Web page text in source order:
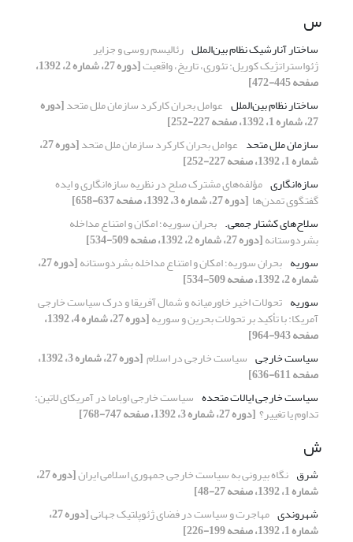
س
ساختار آنارشیک نظام بین‌الملل رئالیسم روسی و جزایر
ژئواستراتژیک کوریل: ‏تئوری، تاریخ، واقعیت [دوره 27، شماره 2، 1392،
صفحه 445-472]
ساختار نظام بین‌الملل عوامل بحران کارکرد سازمان ملل متحد[دوره
27، شماره 1، 1392، صفحه 227-252]
سازمان ملل متحد عوامل بحران کارکرد سازمان ملل متحد [دوره 27،
شماره 1، 1392، صفحه 227-252]
سازه‌انگاری مؤلفه‌های مشترک صلح در نظریه سازه‌انگاری و ‏ایده
گفتگوی تمدن‌ها ‏ [دوره 27، شماره 3، 1392، صفحه 637-658]
سلاح‌های کشتار جمعی.‏ بحران سوریه؛ امکان و امتناع مداخله
بشردوستانه[دوره 27، شماره 2، 1392، صفحه 509-534]
سوریه بحران سوریه؛ امکان و امتناع مداخله بشردوستانه [دوره 27،
شماره 2، 1392، صفحه 509-534]
سوریه تحولات اخیر خاورمیانه و شمال آفریقا و درک سیاست خارجی
آمریکا: با تأکید بر تحولات بحرین و سوریه [دوره 27، شماره 4، 1392،
صفحه 943-964]
سیاست خارجی سیاست خارجی در اسلام ‏ [دوره 27، شماره 3، 1392،
صفحه 611-636]
سیاست خارجی ایالات متحده سیاست خارجی اوباما در آمریکای لاتین:
تداوم یا تغییر؟ ‏[دوره 27، شماره 3، 1392، صفحه 747-768]
ش
شرق نگاه بیرونی به سیاست خارجی جمهوری اسلامی ایران [دوره 27،
شماره 1، 1392، صفحه 27-48]
شهروندی مهاجرت و سیاست در فضای ژئوپلتیک جهانی [دوره 27،
شماره 1، 1392، صفحه 199-226]